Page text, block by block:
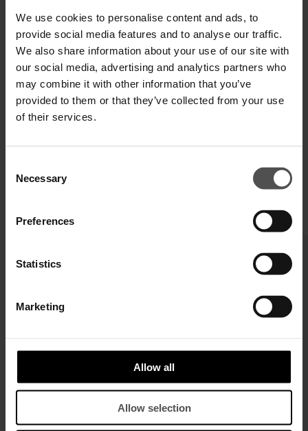
We use cookies to personalise content and ads, to
provide social media features and to analyse our traffic.
We also share information about your use of our site with
our social media, advertising and analytics partners who
may combine it with other information that you’ve
provided to them or that they’ve collected from your use
of their services.
Selection
Necessary
Preferences
Statistics
Marketing
Allow all
Allow selection
VERSAND UND RETOUREN
DIGITALER PRODUKTPASS
VERVOLLSTÄNDIGEN SIE IHREN LOOK